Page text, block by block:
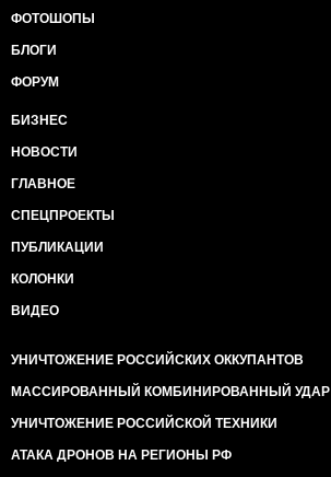
ФОТОШОПЫ
БЛОГИ
ФОРУМ
БИЗНЕС
НОВОСТИ
ГЛАВНОЕ
СПЕЦПРОЕКТЫ
ПУБЛИКАЦИИ
КОЛОНКИ
ВИДЕО
УНИЧТОЖЕНИЕ РОССИЙСКИХ ОККУПАНТОВ
МАССИРОВАННЫЙ КОМБИНИРОВАННЫЙ УДАР
УНИЧТОЖЕНИЕ РОССИЙСКОЙ ТЕХНИКИ
АТАКА ДРОНОВ НА РЕГИОНЫ РФ